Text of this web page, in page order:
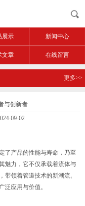
展示 新闻中心
文章 在线留言
更多>>
与创新者
09-02
产品的性能与寿命，乃至
魅力，它不仅承载着流体与
带领着管道技术的新潮流。
泛应用与价值。